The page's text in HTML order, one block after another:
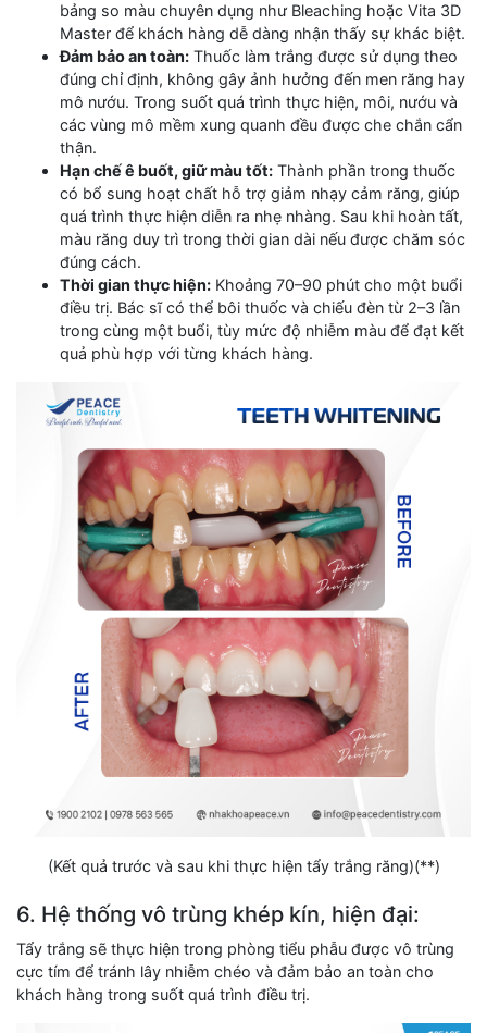
bảng so màu chuyên dụng như Bleaching hoặc Vita 3D
Master để khách hàng dễ dàng nhận thấy sự khác biệt.
Đảm bảo an toàn: Thuốc làm trắng được sử dụng theo
đúng chỉ định, không gây ảnh hưởng đến men răng hay
mô nướu. Trong suốt quá trình thực hiện, môi, nướu và
các vùng mô mềm xung quanh đều được che chắn cẩn
thận.
Hạn chế ê buốt, giữ màu tốt: Thành phần trong thuốc
có bổ sung hoạt chất hỗ trợ giảm nhạy cảm răng, giúp
quá trình thực hiện diễn ra nhẹ nhàng. Sau khi hoàn tất,
màu răng duy trì trong thời gian dài nếu được chăm sóc
đúng cách.
Thời gian thực hiện: Khoảng 70–90 phút cho một buổi
điều trị. Bác sĩ có thể bôi thuốc và chiếu đèn từ 2–3 lần
trong cùng một buổi, tùy mức độ nhiễm màu để đạt kết
quả phù hợp với từng khách hàng.
(Kết quả trước và sau khi thực hiện tẩy trắng răng)(**)
6. Hệ thống vô trùng khép kín, hiện đại:
Tẩy trắng sẽ thực hiện trong phòng tiểu phẫu được vô trùng
cực tím để tránh lây nhiễm chéo và đảm bảo an toàn cho
khách hàng trong suốt quá trình điều trị.